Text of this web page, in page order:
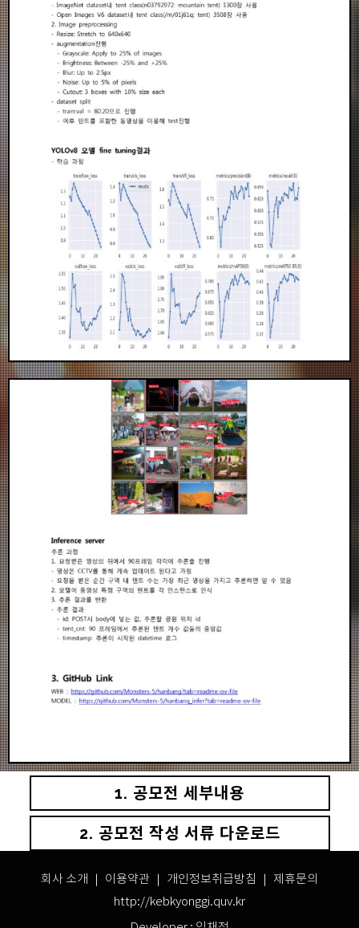
1. 공모전 세부내용
2. 공모전 작성 서류 다운로드
회사 소개 ｜ 이용약관 개인정보취급방침
｜ 제휴문의
http://kebkyonggi.quv.kr